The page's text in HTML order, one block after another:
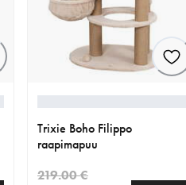
Trixie Boho Filippo
raapimapuu
219.00 €